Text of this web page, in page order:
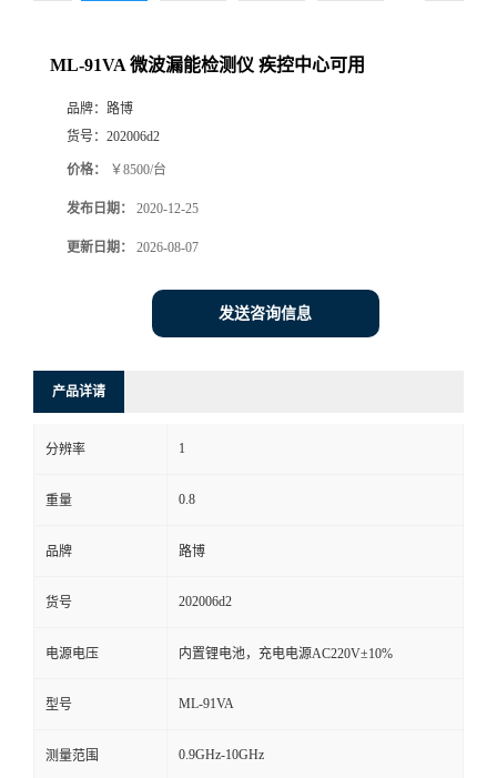
厅
系
言
ML-91VA 微波漏能检测仪 疾控中心可用
品牌： 路博
货号： 202006d2
价格： ￥8500/台
发布日期： 2020-12-25
更新日期： 2026-08-07
发送咨询信息
产品详请
分辨率 1
重量 0.8
品牌 路博
货号 202006d2
电源电压 内置锂电池，充电电源AC220V±10%
型号 ML-91VA
测量范围 0.9GHz-10GHz